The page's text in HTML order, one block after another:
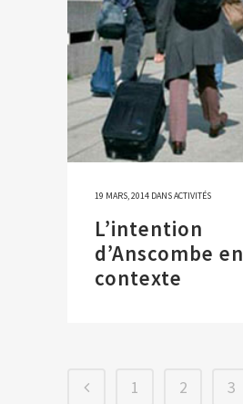
19 MARS, 2014 DANSACTIVITÉS
L’intention
d’Anscombe en
contexte
1 2 3